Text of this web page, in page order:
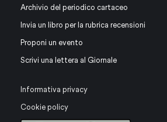
Archivio del periodico cartaceo
Invia un libro per la rubrica recensioni
Proponi un evento
Scrivi una lettera al Giornale
Informativa privacy
Cookie policy